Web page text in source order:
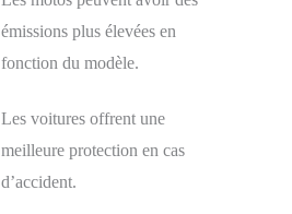
émissions plus élevées en
fonction du modèle.
Les voitures offrent une
meilleure protection en cas
d’accident.